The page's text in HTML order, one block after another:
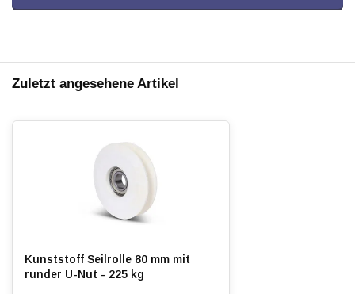
Zuletzt angesehene Artikel
Kunststoff Seilrolle 80 mm mit
runder U-Nut - 225 kg